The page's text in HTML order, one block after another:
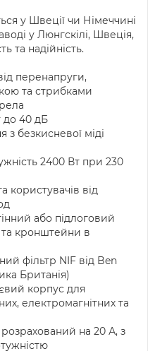
у Швеції чи Німеччині
у Люнгскілі, Швеція,
та надійність.
перенапруги,
та стрибками
до 40 дБ
безкисневої міді
2400 Вт при 230
користувачів від
або підлоговий
кронштейни в
фільтр NIF від Ben
Британія)
корпус для
електромагнітних та
на 20 А, з